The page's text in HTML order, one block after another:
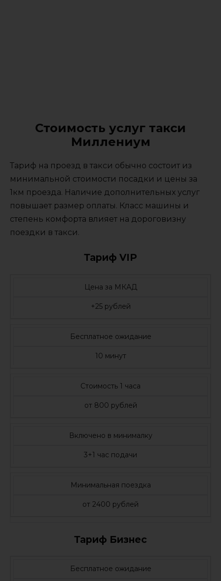
Стоимость услуг такси
Миллениум
Тариф на проезд в такси обычно состоит из
минимальной стоимости посадки и цены за
1км проезда. Наличие дополнительных услуг
повышает размер оплаты. Класс машины и
степень комфорта влияет на дороговизну
поездки в такси.
Тариф VIP
Цена за МКАД
+25 рублей
Бесплатное ожидание
10 минут
Стоимость 1 часа
от 800 рублей
Включено в минималку
3+1 час подачи
Минимальная поездка
от 2400 рублей
Тариф Бизнес
Бесплатное ожидание